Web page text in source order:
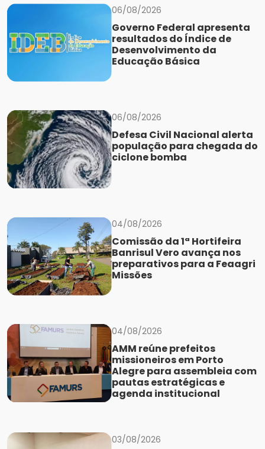
06/08/2026
Governo Federal apresenta
resultados do Índice de
Desenvolvimento da
Educação Básica
06/08/2026
Defesa Civil Nacional alerta
população para chegada do
ciclone bomba
04/08/2026
Comissão da 1ª Hortifeira
Banrisul Vero avança nos
preparativos para a Feaagri
Missões
04/08/2026
AMM reúne prefeitos
missioneiros em Porto
Alegre para assembleia com
pautas estratégicas e
agenda institucional
03/08/2026